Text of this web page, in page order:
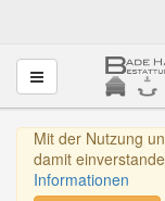
Toggle navigation
Mit der Nutzung
damit
Informationen